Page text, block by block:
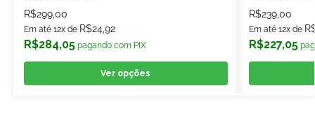
R$299,00
Em até 12x de R$24,92
R$284,05 pagando com PIX
Ver opções
R$239,00
Em até 12x de
R$227,05